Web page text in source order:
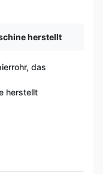
herstellt
das
herstellt